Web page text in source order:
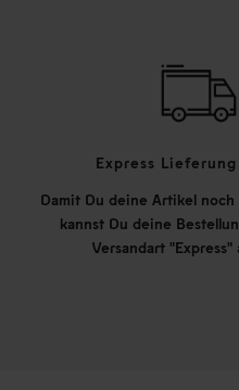
Express
Damit Du deine Artikel noch
kannst Du deine
Versandart "Express"